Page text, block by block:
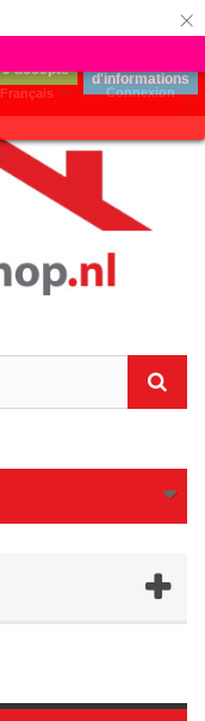
×
Connexion
Français
J'accepte
d'informations